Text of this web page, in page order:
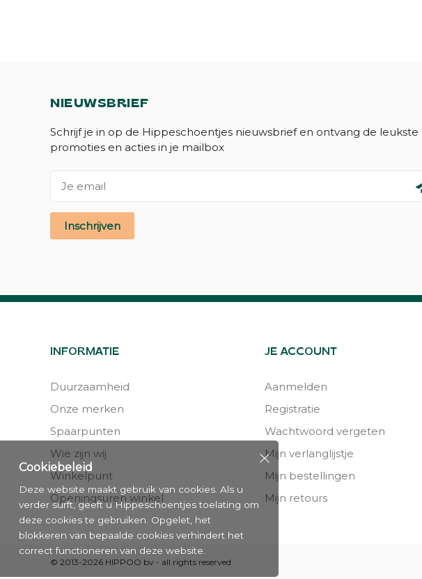
NIEUWSBRIEF
Schrijf je in op de Hippeschoentjes nieuwsbrief en ontvang de leukste
promoties en acties in je mailbox
Inschrijven
INFORMATIE
Duurzaamheid
Onze merken
Spaarpunten
Wie zijn wij
Winkelpunt
Openingsuren winkel
JE ACCOUNT
Aanmelden
Registratie
Wachtwoord vergeten
Mijn verlanglijstje
Mijn bestellingen
Mijn retours
© 2013-2026 HIPPOO bv - all rights reserved
Cookiebeleid
Deze website maakt gebruik van cookies. Als u
verder surft, geeft u Hippeschoentjes toelating om
deze cookies te gebruiken. Opgelet, het
blokkeren van bepaalde cookies verhindert het
correct functioneren van deze website.